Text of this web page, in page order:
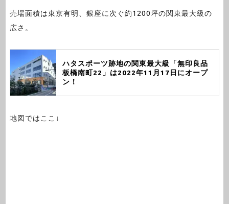
売場面積は東京有明、銀座に次ぐ約1200坪の関東最大級の
広さ。
ハタスポーツ跡地の関東最大級「無印良品
板橋南町22」は2022年11月17日にオープ
ン！
地図ではここ↓